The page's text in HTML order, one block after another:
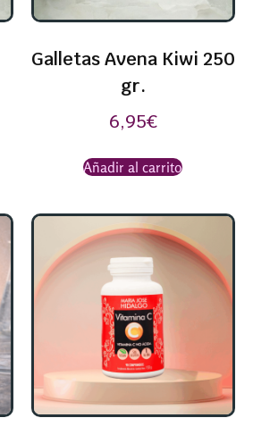
Galletas Avena Kiwi 250
gr.
6,95€
Añadir al carrito